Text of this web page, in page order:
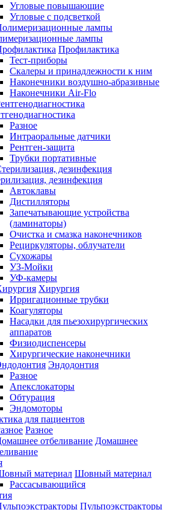
Угловые повышающие
Угловые с подсветкой
лампы
Профилактика
Тест-приборы
Скалеры и принадлежности к ним
Наконечники воздушно-абразивные
Наконечники Air-Flo
Разное
Интраоральные датчики
Рентген-защита
Трубки портативные
дезинфекция
Автоклавы
Дистилляторы
Запечатывающие устройства
(ламинаторы)
Очистка и смазка наконечников
Рециркуляторы, облучатели
Сухожары
УЗ-Мойки
УФ-камеры
Хирургия
Ирригационные трубки
Коагуляторы
Насадки для пьезохирургических
аппаратов
Физиодиспенсеры
Хирургические наконечники
Эндодонтия
Разное
Апекслокаторы
Обтурация
Эндомоторы
для пациентов
Разное
Домашнее
Шовный материал
Рассасывающийся
Пульпоэкстракторы